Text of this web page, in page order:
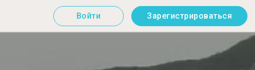
Войти Зарегистрироваться